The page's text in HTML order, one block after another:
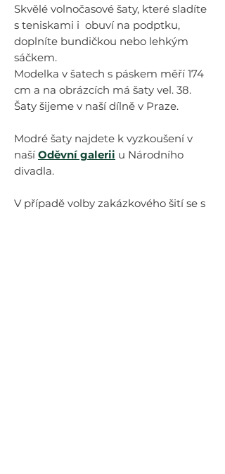
Skvělé volnočasové šaty, které sladíte
s teniskami i obuví na podptku,
doplníte bundičkou nebo lehkým
sáčkem.
Modelka v šatech s páskem měří 174
cm a na obrázcích má šaty vel. 38.
Šaty šijeme v naší dílně v Praze.
Modré šaty najdete k vyzkoušení v
naší Oděvní galerii u Národního
divadla.
V případě volby zakázkového šití se s